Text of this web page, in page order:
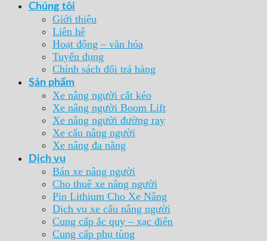
Chúng tôi
Giới thiệu
Liên hệ
Hoạt động – văn hóa
Tuyển dụng
Chính sách đổi trả hàng
Sản phẩm
Xe nâng người cắt kéo
Xe nâng người Boom Lift
Xe nâng người đường ray
Xe cẩu nâng người
Xe nâng đa năng
Dịch vụ
Bán xe nâng người
Cho thuê xe nâng người
Pin Lithium Cho Xe Nâng
Dịch vụ xe cẩu nâng người
Cung cấp ắc quy – xạc điện
Cung cấp phụ tùng